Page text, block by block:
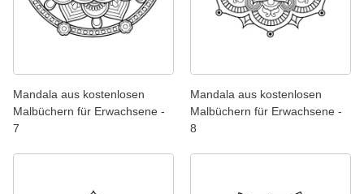
Mandala aus kostenlosen
Malbüchern für Erwachsene -
7
Mandala aus kostenlosen
Malbüchern für Erwachsene -
8